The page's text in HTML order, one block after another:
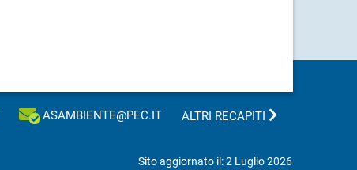
ASAMBIENTE@PEC.IT ALTRI RECAPITI
Sito aggiornato il: 2 Luglio 2026